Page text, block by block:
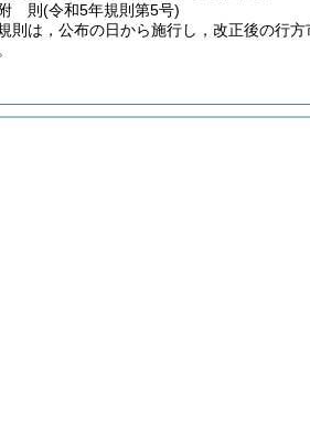
附 則(令和5年規則第5号)
則は，公布の日から施行し，改正後の行